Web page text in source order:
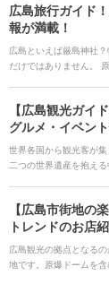
広島旅行ガイド
報が満載！
広島といえば厳島神社
だけではありません。
温泉など、実は色々な
た観光を楽しむことが
んな過ごし方もできる
【広島観光ガイ
グルメ・イベン
世界各国から観光客が
二つの世界遺産を抱え
初のアウトレット施設
盛り上がりを見せてい
【広島市街地の
トレンドのお店
広島観光の拠点となる
地です。原爆ドームを